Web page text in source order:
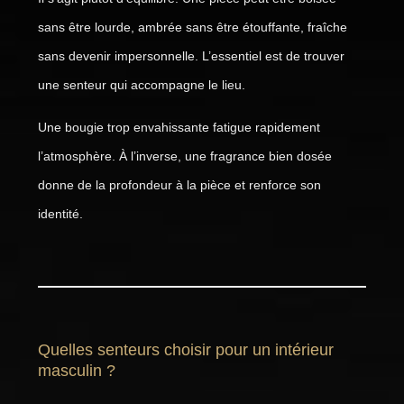
sans être lourde, ambrée sans être étouffante, fraîche
sans devenir impersonnelle. L’essentiel est de trouver
une senteur qui accompagne le lieu.
Une bougie trop envahissante fatigue rapidement
l’atmosphère. À l’inverse, une fragrance bien dosée
donne de la profondeur à la pièce et renforce son
identité.
Quelles senteurs choisir pour un intérieur
masculin ?